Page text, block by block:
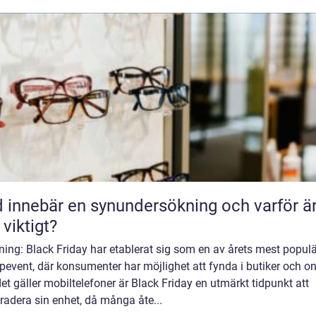
innebär en synundersökning och varför
Black Friday har etablerat sig som en av årets mest
där konsumenter har möjlighet att fynda i butiker och
gäller mobiltelefoner är Black Friday en utmärkt tidpunkt att
sin enhet, då många åte...